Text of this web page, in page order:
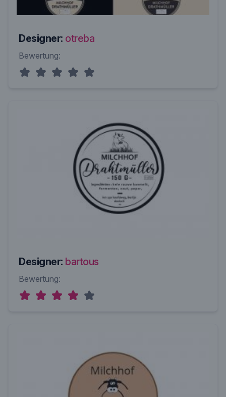
Designer: otreba
Bewertung:
Designer: bartous
Bewertung: